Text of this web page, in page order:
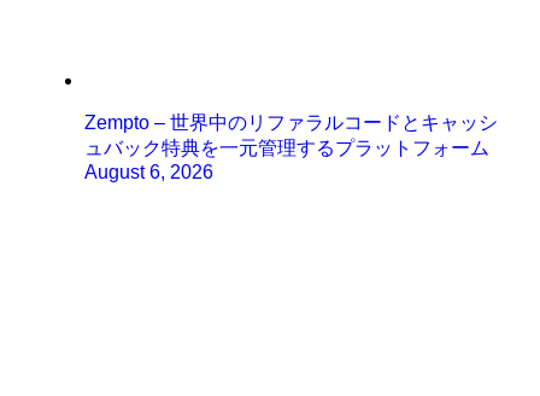
Zempto – 世界中のリファラルコードとキャッシ
ュバック特典を一元管理するプラットフォーム
August 6, 2026